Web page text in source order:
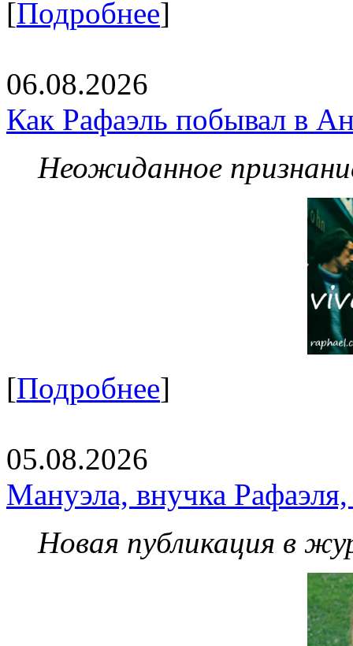
[Подробнее]
06.08.2026
Как Рафаэль побывал в
Неожиданное
[Подробнее]
05.08.2026
Мануэла, внучка
Новая публикация в